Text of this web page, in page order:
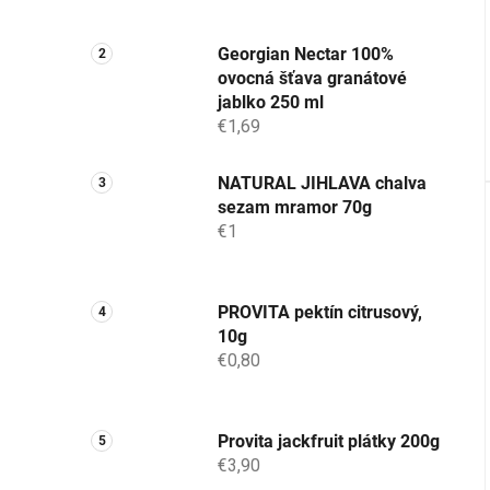
Georgian Nectar 100%
ovocná šťava granátové
jablko 250 ml
€1,69
NATURAL JIHLAVA chalva
sezam mramor 70g
€1
PROVITA pektín citrusový,
10g
€0,80
Provita jackfruit plátky 200g
€3,90